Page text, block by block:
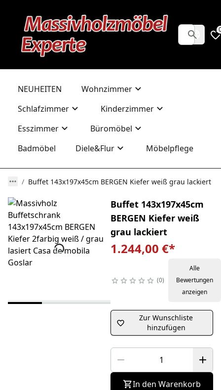
NEUHEITEN
Wohnzimmer
Schlafzimmer
Kinderzimmer
Esszimmer
Büromöbel
Badmöbel
Diele&Flur Möbelpflege
Buffet 143x197x45cm BERGEN Kiefer weiß grau lackiert
Buffet 143x197x45cm
BERGEN Kiefer weiß
grau lackiert
1.244,00 €*
0
Alle
Bewertungen
anzeigen
Zur Wunschliste
hinzufügen
In den Warenkorb